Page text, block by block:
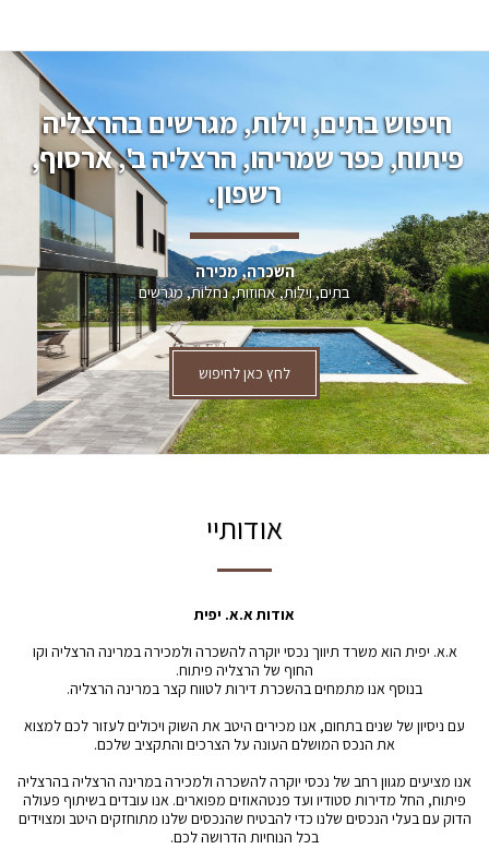
חיפוש בתים, וילות, מגרשים בהרצליה
פיתוח, כפר שמריהו, הרצליה ב', ארסוף,
רשפון.
השכרה, מכירה
בתים, וילות, אחוזות, נחלות, מגרשים
לחץ כאן לחיפוש
אודותיי
אודות א.א. יפית
א.א. יפית הוא משרד תיווך נכסי יוקרה להשכרה ולמכירה במרינה הרצליה וקו
החוף של הרצליה פיתוח.
בנוסף אנו מתמחים בהשכרת דירות לטווח קצר במרינה הרצליה.
עם ניסיון של שנים בתחום, אנו מכירים היטב את השוק ויכולים לעזור לכם למצוא
את הנכס המושלם העונה על הצרכים והתקציב שלכם.
אנו מציעים מגוון רחב של נכסי יוקרה להשכרה ולמכירה במרינה הרצליה בהרצליה
פיתוח, החל מדירות סטודיו ועד פנטהאוזים מפוארים. אנו עובדים בשיתוף פעולה
הדוק עם בעלי הנכסים שלנו כדי להבטיח שהנכסים שלנו מתוחזקים היטב ומצוידים
בכל הנוחיות הדרושה לכם.